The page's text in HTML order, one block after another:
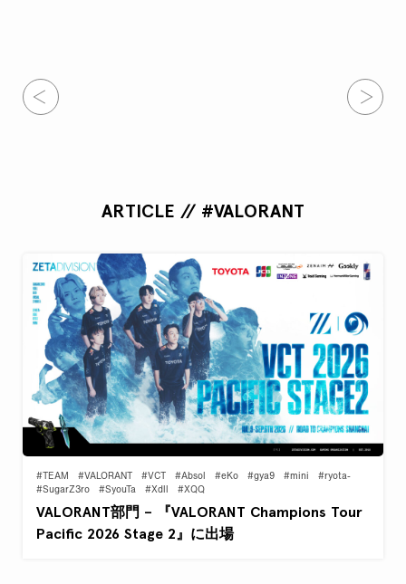
ARTICLE // #VALORANT
#TEAM #VALORANT #VCT #Absol #eKo #gya9 #mini
#ryota-
#SugarZ3ro
#SyouTa #Xdll #XQQ
VALORANT部門 – 『VALORANT Champions Tour
Pacific 2026 Stage 2』に出場